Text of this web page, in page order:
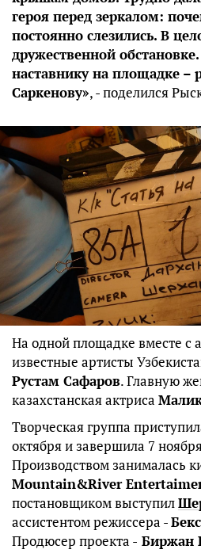
героя перед зеркалом:
постоянно слезились. В
дружественной
наставнику на площадке –
Саркенову», - поделился
На одной площадке вместе с
известные артисты
Рустам Сафаров. Главную
казахстанская актриса
Творческая группа
октября и завершила 7
Производством занималась
Mountain&River
постановщиком выступил
ассистентом режиссера -
Продюсер проекта - Биржан